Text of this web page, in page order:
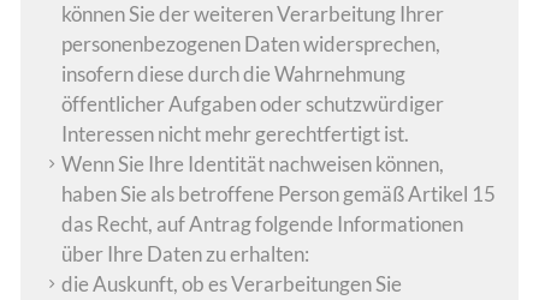
können Sie der weiteren Verarbeitung Ihrer
personenbezogenen Daten widersprechen,
insofern diese durch die Wahrnehmung
öffentlicher Aufgaben oder schutzwürdiger
Interessen nicht mehr gerechtfertigt ist.
Wenn Sie Ihre Identität nachweisen können,
haben Sie als betroffene Person gemäß Artikel 15
das Recht, auf Antrag folgende Informationen
über Ihre Daten zu erhalten:
die Auskunft, ob es Verarbeitungen Sie